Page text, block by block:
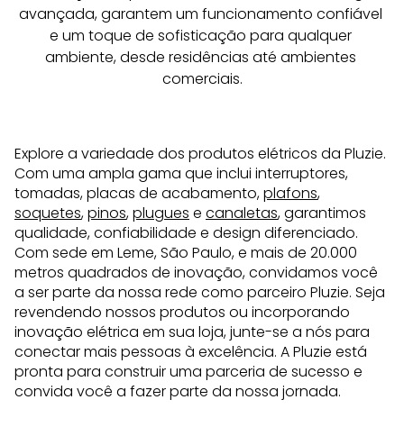
avançada, garantem um funcionamento confiável
e um toque de sofisticação para qualquer
ambiente, desde residências até ambientes
comerciais.
Explore a variedade dos produtos elétricos da Pluzie.
Com uma ampla gama que inclui interruptores,
tomadas, placas de acabamento,plafons,
soquetes,pinos,plugues e canaletas, garantimos
qualidade, confiabilidade e design diferenciado.
Com sede em Leme, São Paulo, e mais de 20.000
metros quadrados de inovação, convidamos você
a ser parte da nossa rede como parceiro Pluzie. Seja
revendendo nossos produtos ou incorporando
inovação elétrica em sua loja, junte-se a nós para
conectar mais pessoas à excelência. A Pluzie está
pronta para construir uma parceria de sucesso e
convida você a fazer parte da nossa jornada.